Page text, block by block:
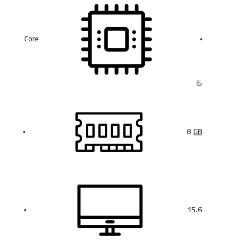
Core
i5
8GB
15.6